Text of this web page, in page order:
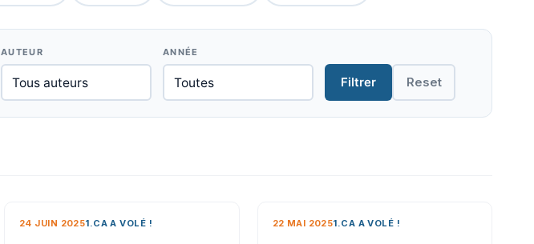
AUTEUR ANNÉE
Filtrer Reset
24 JUIN 20251.CA A VOLÉ ! 22 MAI 20251.CA A VOLÉ !